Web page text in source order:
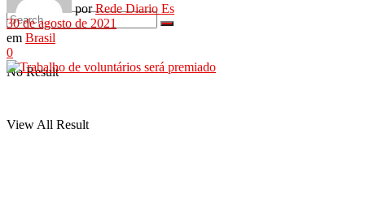
No Result
View All Result
por Rede Diario Es
30 de agosto de 2021
em Brasil
0